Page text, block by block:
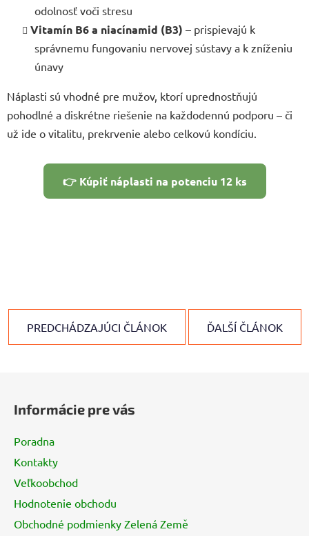
odolnosť voči stresu
Vitamín B6 a niacínamid (B3) – prispievajú k
správnemu fungovaniu nervovej sústavy a k zníženiu
únavy
Náplasti sú vhodné pre mužov, ktorí uprednostňujú
pohodlné a diskrétne riešenie na každodennú podporu – či
už ide o vitalitu, prekrvenie alebo celkovú kondíciu.
👉 Kúpiť náplasti na potenciu 12 ks
PREDCHÁDZAJÚCI ČLÁNOK ĎALŠÍ ČLÁNOK
Informácie pre vás
Poradna
Kontakty
Veľkoobchod
Hodnotenie obchodu
Obchodné podmienky Zelená Země